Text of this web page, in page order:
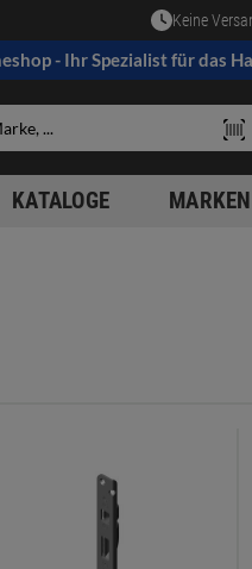
Keine
- Ihr Spezialist für das
KATALOGE MARKEN